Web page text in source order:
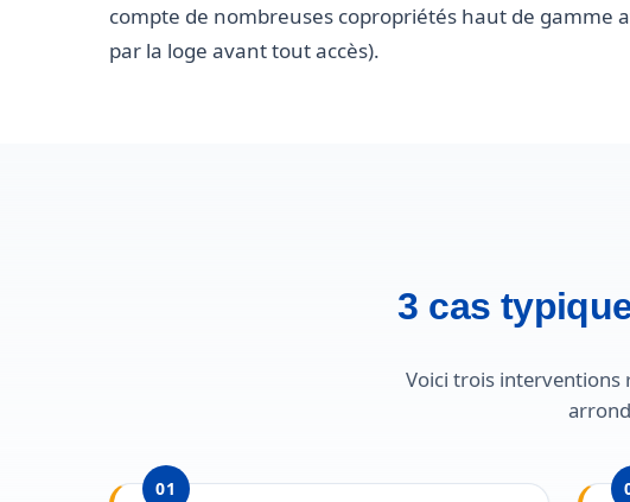
compte de nombreuses copropriétés haut de gamme
par la loge avant tout accès).
3 cas
Voici trois interventions
01